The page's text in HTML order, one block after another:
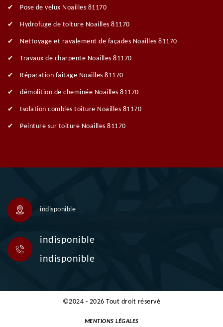
Pose de velux Noailles 81170
Hydrofuge de toiture Noailles 81170
Nettoyage et ravalement de façades Noailles 81170
Travaux de charpente Noailles 81170
Réparation faitage Noailles 81170
démolition de cheminée Noailles 81170
Isolation combles toiture Noailles 81170
Peinture sur toiture Noailles 81170
indisponible
indisponible
indisponible
©2024 - 2026 Tout droit réservé
MENTIONS LÉGALES